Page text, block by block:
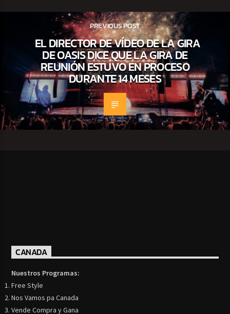
PREVIOUS POST
EL DIRECTOR DE VÍDEO DE LA GIRA
DE OASIS DICE QUE LA GIRA DE
REUNIÓN ESTUVO EN PROCESO
DURANTE 14 MESES
CANADA
Nuestros Programas:
Free Style
Nos Vamos pa Canada
Vende Compra y Gana